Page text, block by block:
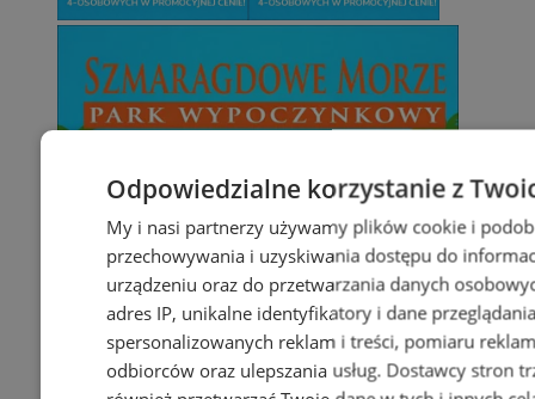
Odpowiedzialne korzystanie z
My i nasi partnerzy używamy plików cookie i
przechowywania i uzyskiwania dostępu do
urządzeniu oraz do przetwarzania danych
adres IP, unikalne identyfikatory i dane
spersonalizowanych reklam i treści, pomiaru
odbiorców oraz ulepszania usług. Dostawcy stron